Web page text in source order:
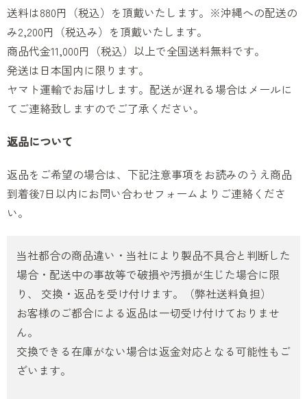
送料は880円（税込）を頂戴いたします。※沖縄への配送の
み2,200円（税込み）を頂戴いたします。
商品代金11,000円（税込）以上で全国送料無料です。
発送は日本国内に限ります。
ヤマト運輸でお届けします。配送が遅れる場合はメールに
てご連絡致しますのでご了承ください。
返品について
返品をご希望の場合は、下記注意事項をお読みのうえ商品
到着後7日以内にお問い合わせフォームよりご連絡くださ
い。
当社都合の商品違い・当社により製品不具合と判断した
場合・配送中の事故等で破損や汚損が生じた場合に限
り、 交換・返品を受け付けます。（弊社送料負担）
お客様のご都合による返品は一切受け付けておりませ
ん。
交換できる在庫がない場合は返金対応となる可能性もご
ざいます。